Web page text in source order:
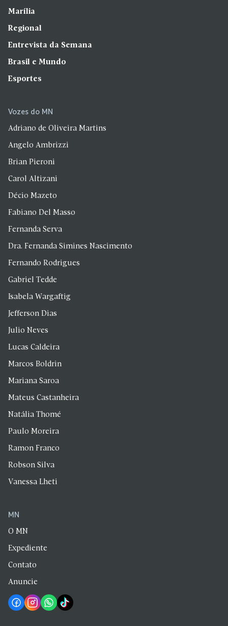
Marília
Regional
Entrevista da Semana
Brasil e Mundo
Esportes
Vozes do MN
Adriano de Oliveira Martins
Angelo Ambrizzi
Brian Pieroni
Carol Altizani
Décio Mazeto
Fabiano Del Masso
Fernanda Serva
Dra. Fernanda Simines Nascimento
Fernando Rodrigues
Gabriel Tedde
Isabela Wargaftig
Jefferson Dias
Julio Neves
Lucas Caldeira
Marcos Boldrin
Mariana Saroa
Mateus Castanheira
Natália Thomé
Paulo Moreira
Ramon Franco
Robson Silva
Vanessa Lheti
MN
O MN
Expediente
Contato
Anuncie